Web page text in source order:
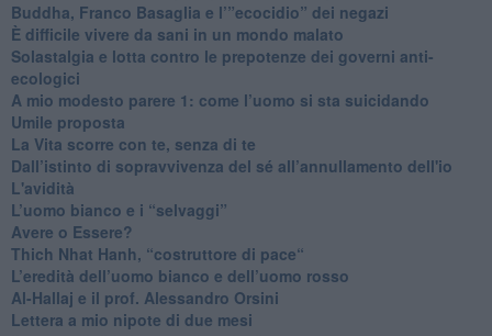
​Buddha, Franco Basaglia e l’”ecocidio” dei negazi
​È difficile vivere da sani in un mondo malato
Solastalgia e lotta contro le prepotenze dei governi anti-
ecologici
​A mio modesto parere 1: come l’uomo si sta suicidando
​Umile proposta
​La Vita scorre con te, senza di te
​Dall’istinto di sopravvivenza del sé all’annullamento dell'io
L'avidità
​L’uomo bianco e i “selvaggi”
​Avere o Essere?
​Thich Nhat Hanh, “costruttore di pace“
​L’eredità dell’uomo bianco e dell’uomo rosso
Al-Hallaj e il prof. Alessandro Orsini
​Lettera a mio nipote di due mesi